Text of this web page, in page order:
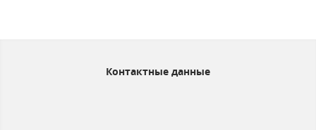
Контактные данные